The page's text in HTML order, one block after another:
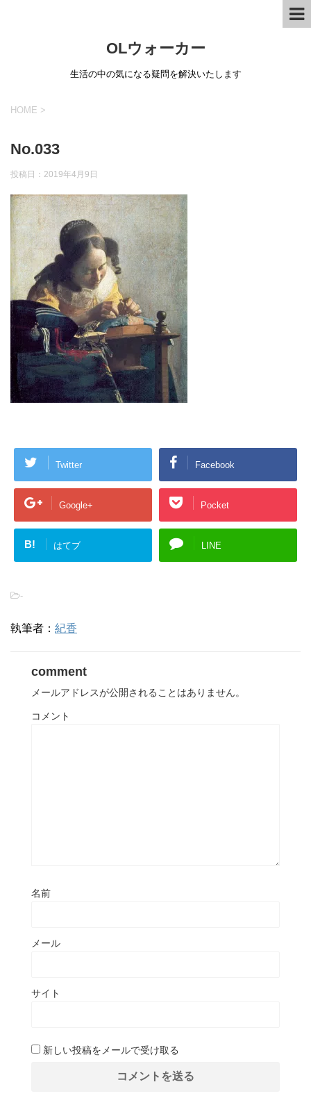
OLウォーカー
生活の中の気になる疑問を解決いたします
HOME >
No.033
投稿日： 2019年4月9日
Twitter Facebook
Google+ Pocket
B! はてブ LINE
-
執筆者： 紀香
comment
メールアドレスが公開されることはありません。
コメント
名前
メール
サイト
新しい投稿をメールで受け取る